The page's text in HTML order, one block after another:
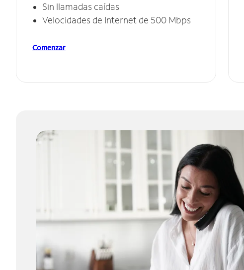
Sin llamadas caídas
Velocidades de Internet de 500 Mbps
Comenzar